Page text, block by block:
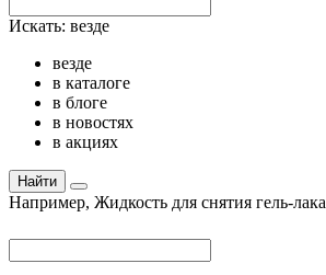
Искать: везде
везде
в каталоге
в блоге
в новостях
в акциях
Найти
Например, Жидкость для снятия гель-лака